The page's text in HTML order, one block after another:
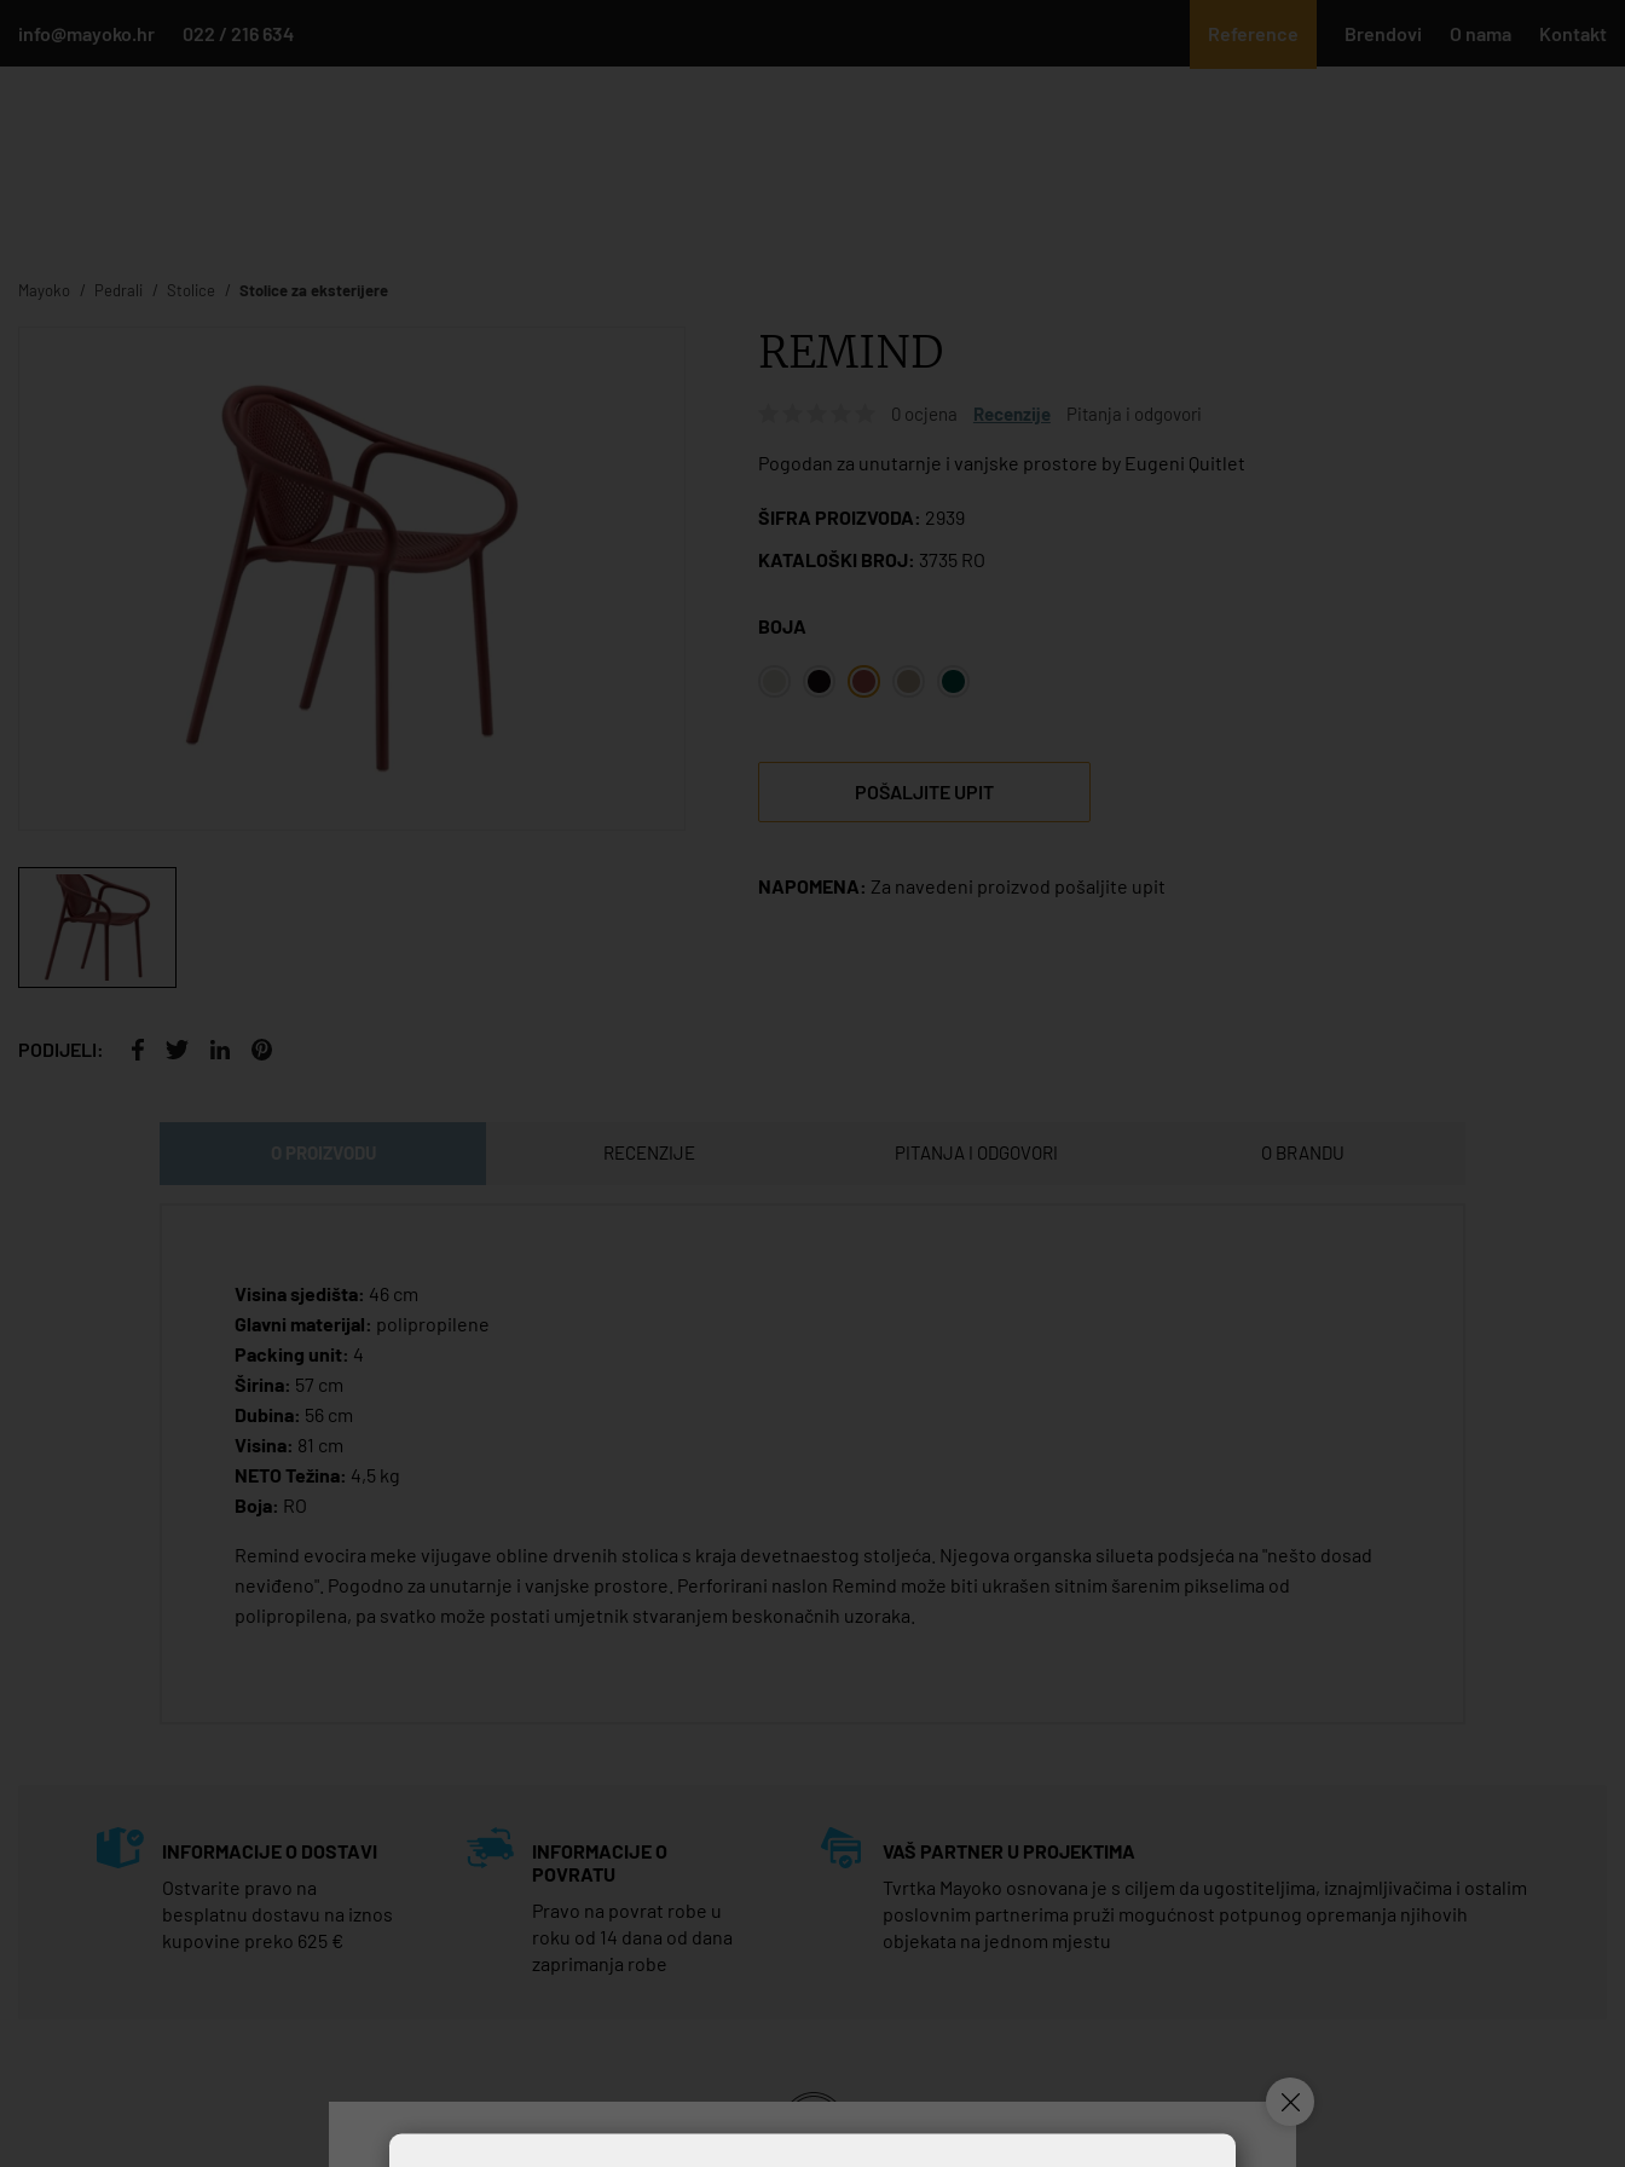
info@mayoko.hr 022 / 216 634 Reference Brendovi O nama Kontakt
Mayoko Pedrali Stolice Stolice za eksterijere
PODIJELI:
REMIND
0 ocjena Recenzije Pitanja i odgovori
Pogodan za unutarnje i vanjske prostore by Eugeni Quitlet
ŠIFRA PROIZVODA: 2939
KATALOŠKI BROJ: 3735 RO
BOJA
POŠALJITE UPIT
NAPOMENA: Za navedeni proizvod pošaljite upit
RECENZIJE PITANJA I ODGOVORI O BRANDU
Visina sjedišta: 46 cm
Glavni materijal: polipropilene
Packing unit: 4
Širina: 57 cm
Dubina: 56 cm
Visina: 81 cm
NETO Težina: 4,5 kg
Boja: RO
Remind evocira meke vijugave obline drvenih stolica s kraja devetnaestog stoljeća. Njegova organska silueta podsjeća na "nešto dosad
neviđeno". Pogodno za unutarnje i vanjske prostore. Perforirani naslon Remind može biti ukrašen sitnim šarenim pikselima od
polipropilena, pa svatko može postati umjetnik stvaranjem beskonačnih uzoraka.
INFORMACIJE O DOSTAVI
Ostvarite pravo na
besplatnu dostavu na iznos
kupovine preko 625 €
INFORMACIJE O
POVRATU
Pravo na povrat robe u
roku od 14 dana od dana
zaprimanja robe
VAŠ PARTNER U PROJEKTIMA
Tvrtka Mayoko osnovana je s ciljem da ugostiteljima, iznajmljivačima i ostalim
poslovnim partnerima pruži mogućnost potpunog opremanja njihovih
objekata na jednom mjestu